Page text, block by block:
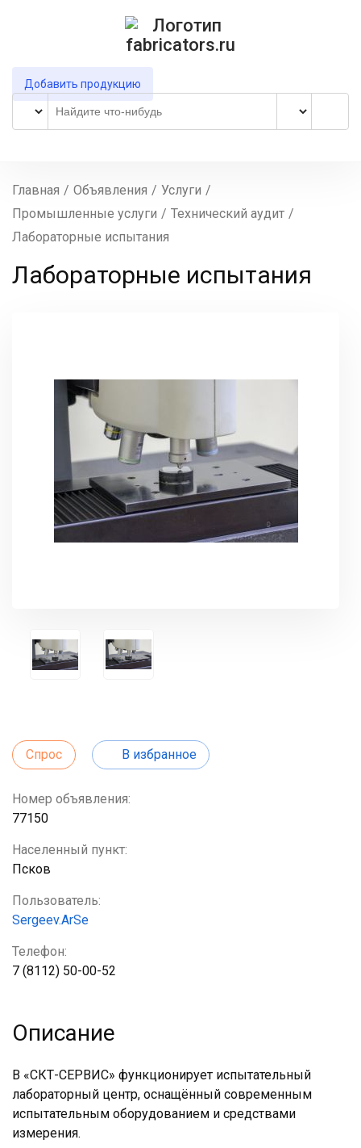
Добавить продукцию
Главная / Объявления / Услуги /
Промышленные услуги / Технический аудит /
Лабораторные испытания
Лабораторные испытания
Спрос В избранное
Номер объявления:
77150
Населенный пункт:
Псков
Пользователь:
Sergeev.ArSe
Телефон:
7 (8112) 50-00-52
Описание
В «СКТ-СЕРВИС» функционирует испытательный
лабораторный центр, оснащённый современным
испытательным оборудованием и средствами
измерения.